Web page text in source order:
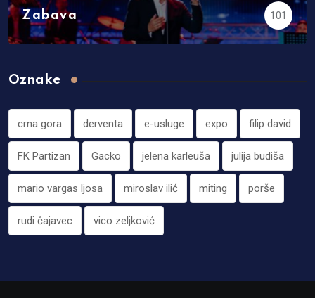
Zabava 101
Oznake
crna gora derventa e-usluge expo filip david
FK Partizan Gacko jelena karleuša julija budiša
mario vargas ljosa miroslav ilić miting porše
rudi čajavec vico zeljković